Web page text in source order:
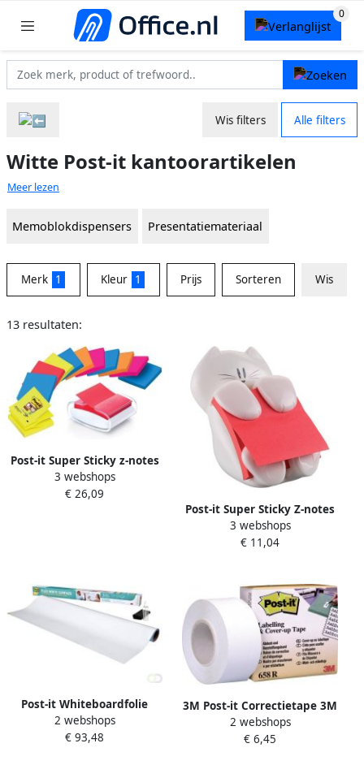
Wis filters Alle filters
Witte Post-it kantoorartikelen
Meer lezen
Memoblokdispensers Presentatiemateriaal
Merk 1 Kleur 1 Prijs Sorteren Wis
13 resultaten:
Post-it Super Sticky z-notes
dispenser Pro Color wit voor
ft 76 x 76 mm inclusief 12
3 webshops
€ 26,09
Post-it Super Sticky Z-notes
dispenser kat voor ft 76 x
76 met 1 blok van 90
3 webshops
€ 11,04
Post-it Whiteboardfolie
Super Sticky Flex Write
Surface 91 4x121 9cm wit
2 webshops
€ 93,48
3M Post-it Correctietape 3M
Post it 658R 25.4mmx18m
6regels navulling
2 webshops
€ 6,45